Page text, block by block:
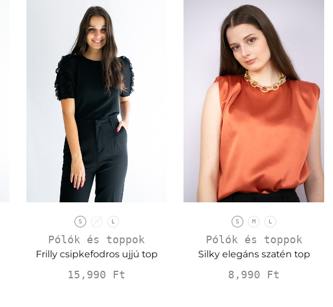
S M L
Pólók és toppok
Frilly csipkefodros ujjú top
15,990 Ft
S M L
Pólók és toppok
Silky elegáns szatén top
8,990 Ft